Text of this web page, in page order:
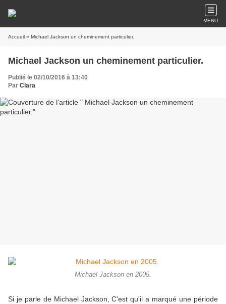
MENU
Accueil » Michael Jackson un cheminement particulier.
Michael Jackson un cheminement particulier.
Publié le 02/10/2016 à 13:40
Par Clara
Michael Jackson en 2005.
Si je parle de Michael Jackson, C'est qu'il a marqué une période